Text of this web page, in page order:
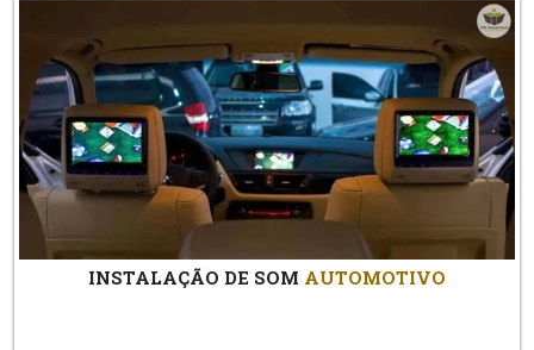
INSTALAÇÃO DE SOM AUTOMOTIVO